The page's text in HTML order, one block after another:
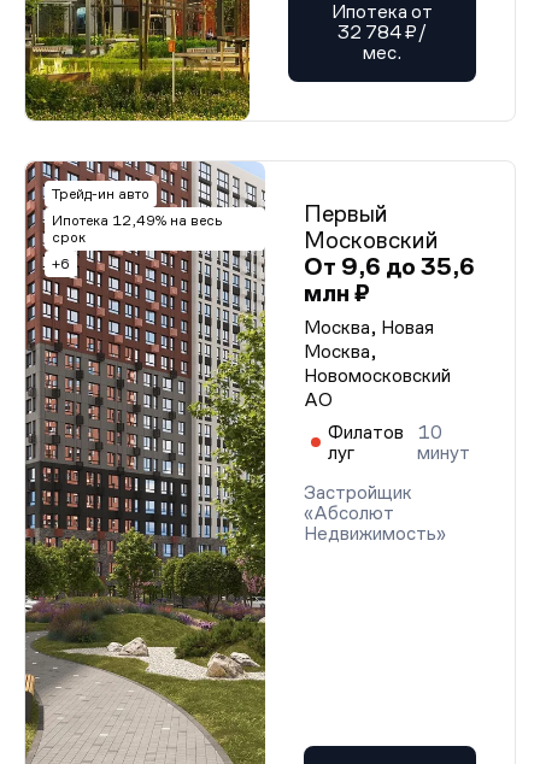
Ипотека от
32 784 ₽/
мес.
Трейд-ин авто
Ипотека 12,49% на весь
срок
+6
Первый
Московский
От 9,6 до 35,6
млн ₽
Москва, Новая
Москва,
Новомосковский
АО
Филатов
луг
10
минут
Застройщик
«Абсолют
Недвижимость»